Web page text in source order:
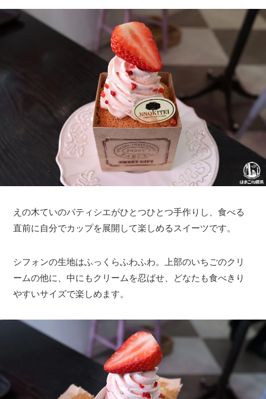
えの木ていのパティシエがひとつひとつ手作りし、食べる
直前に自分でカップを展開して楽しめるスイーツです。
シフォンの生地はふっくらふわふわ。上部のいちごのクリ
ームの他に、中にもクリームを忍ばせ、どなたも食べきり
やすいサイズで楽しめます。